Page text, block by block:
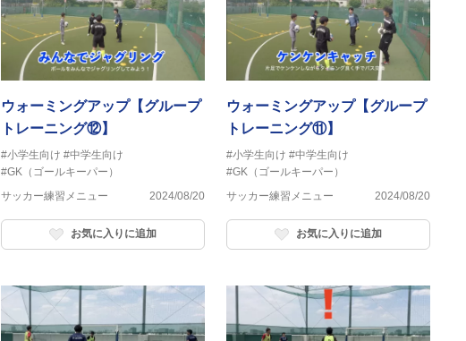
ウォーミングアップ【グループ
トレーニング⑫】
#小学生向け #中学生向け
#GK（ゴールキーパー）
サッカー練習メニュー
2024/08/20
お気に入りに追加
ウォーミングアップ【グループ
トレーニング⑪】
#小学生向け #中学生向け
#GK（ゴールキーパー）
サッカー練習メニュー
2024/08/20
お気に入りに追加